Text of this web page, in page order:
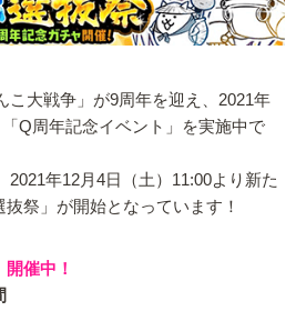
こ大戦争」が9周年を迎え、2021年
Q周年記念イベント」を実施中で
2021年12月4日（土）11:00より新た
祭」が開始となっています！
催中！